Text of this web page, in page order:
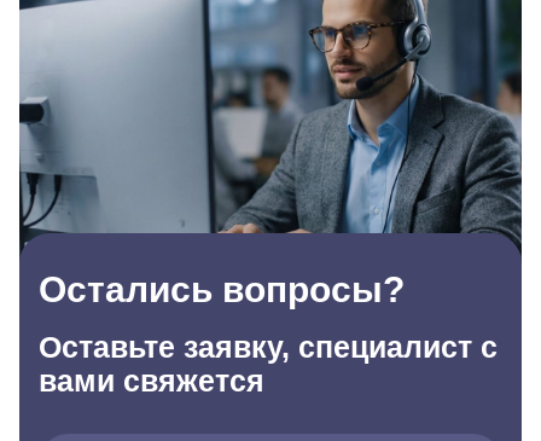
Остались вопросы?
Оставьте заявку, специалист с
вами свяжется